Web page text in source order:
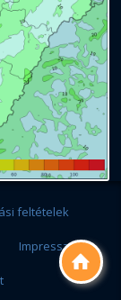

feltételek
Impresszum